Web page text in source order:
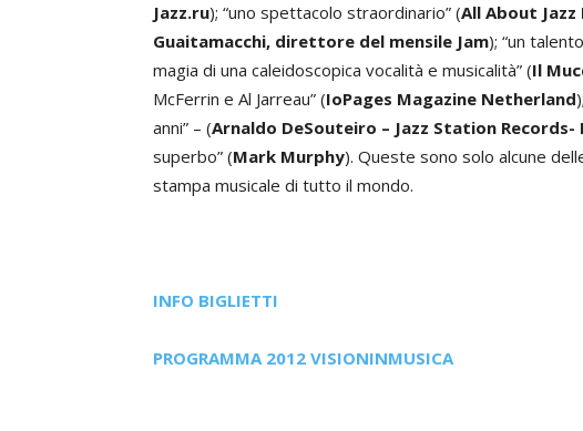
Jazz.ru); “uno spettacolo straordinario” (All About
Guaitamacchi, direttore del mensile Jam); “un
magia di una caleidoscopica vocalità e musicalità” (Il
McFerrin e Al Jarreau” (IoPages Magazine Netherland
anni” – (Arnaldo DeSouteiro – Jazz Station Records-
superbo” (Mark Murphy). Queste sono solo alcune
stampa musicale di tutto il mondo.
INFO BIGLIETTI
PROGRAMMA 2012 VISIONINMUSICA